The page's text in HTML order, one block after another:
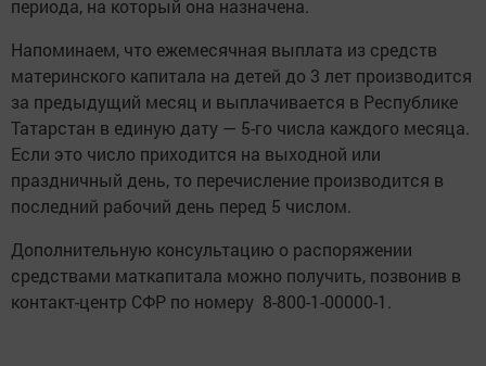
периода, на который она назначена.
Напоминаем, что ежемесячная выплата из средств
материнского капитала на детей до 3 лет производится
за предыдущий месяц и выплачивается в Республике
Татарстан в единую дату — 5-го числа каждого месяца.
Если это число приходится на выходной или
праздничный день, то перечисление производится в
последний рабочий день перед 5 числом.
Дополнительную консультацию о распоряжении
средствами маткапитала можно получить, позвонив в
контакт-центр СФР по номеру 8-800-1-00000-1.